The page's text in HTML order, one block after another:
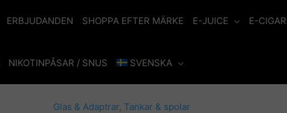
ERBJUDANDEN SHOPPA EFTER MÄRKE E-JUICE E-
NIKOTINPÅSAR / SNUS SVENSKA
Glas & Adaptrar, Tankar & spolar